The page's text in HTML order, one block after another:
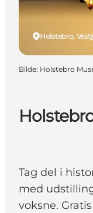
Tag del i
med
voksne.
Holstebro,
Bilde: Holstebro